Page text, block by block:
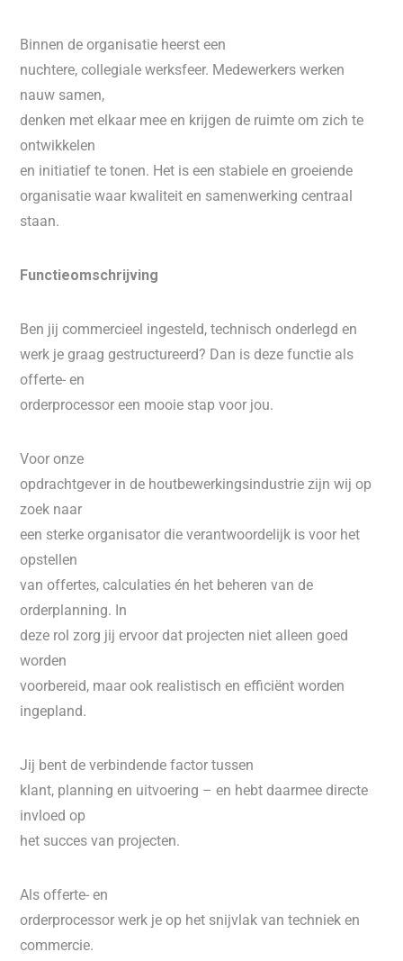
Binnen de organisatie heerst een
nuchtere, collegiale werksfeer. Medewerkers werken
nauw samen,
denken met elkaar mee en krijgen de ruimte om zich te
ontwikkelen
en initiatief te tonen. Het is een stabiele en groeiende
organisatie waar kwaliteit en samenwerking centraal
staan.
Functieomschrijving
Ben jij commercieel ingesteld, technisch onderlegd en
werk je graag gestructureerd? Dan is deze functie als
offerte- en
orderprocessor een mooie stap voor jou.
Voor onze
opdrachtgever in de houtbewerkingsindustrie zijn wij op
zoek naar
een sterke organisator die verantwoordelijk is voor het
opstellen
van offertes, calculaties én het beheren van de
orderplanning. In
deze rol zorg jij ervoor dat projecten niet alleen goed
worden
voorbereid, maar ook realistisch en efficiënt worden
ingepland.
Jij bent de verbindende factor tussen
klant, planning en uitvoering – en hebt daarmee directe
invloed op
het succes van projecten.
Als offerte- en
orderprocessor werk je op het snijvlak van techniek en
commercie.